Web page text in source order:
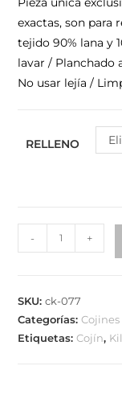
exactas, son para
tejido 90% lana y
lavar / Planchado
No usar lejía /
RELLENO
- +
SKU:ck-077
Categorías:
Etiquetas:Cojín,